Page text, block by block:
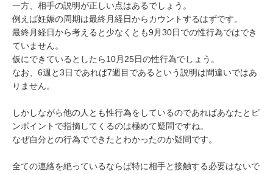
一方、相手の説明が正しい点はあるでしょう。
例えば妊娠の周期は最終月経日からカウントするはずです。
最終月経日から考えると少なくとも9月30日での性行為ではでき
ていません。
仮にできているとしたら10月25日の性行為でしょう。
なお、6週と3日であれば7週目であるという説明は間違いではあ
りません。
しかしながら他の人とも性行為をしているのであればあなたとピ
ンポイントで指摘してくるのは極めて疑問ですね。
なぜ自分との行為でできたとわかったのか疑問です。
全ての連絡を絶っているならば特に相手と接触する必要はないで